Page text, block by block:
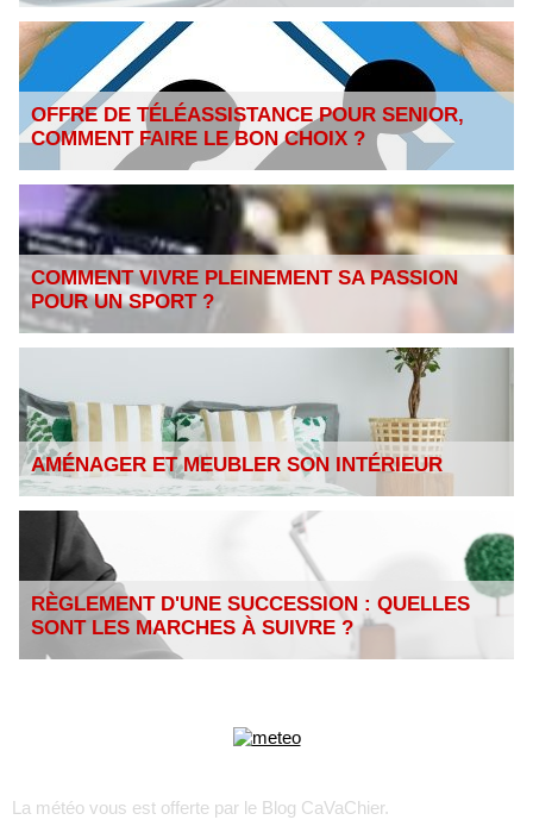
OFFRE DE TÉLÉASSISTANCE POUR SENIOR,
COMMENT FAIRE LE BON CHOIX ?
COMMENT VIVRE PLEINEMENT SA PASSION
POUR UN SPORT ?
AMÉNAGER ET MEUBLER SON INTÉRIEUR
RÈGLEMENT D'UNE SUCCESSION : QUELLES
SONT LES MARCHES À SUIVRE ?
La météo vous est offerte par le Blog CaVaChier.